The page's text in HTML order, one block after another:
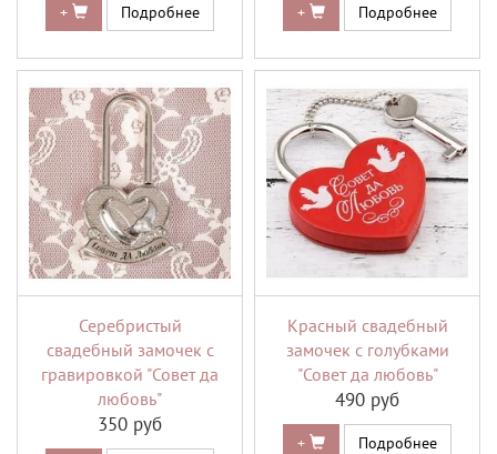
+ Подробнее + Подробнее
Серебристый
свадебный замочек с
гравировкой "Совет да
любовь"
350 руб
Красный свадебный
замочек с голубками
"Совет да любовь"
490 руб
+ Подробнее